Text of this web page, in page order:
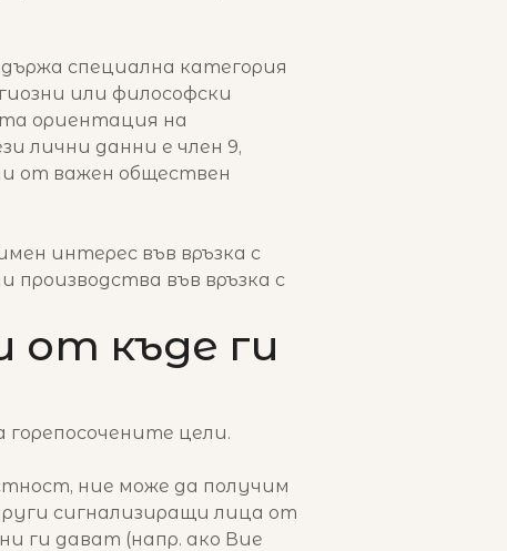
специална категория
или философски
ориентация на
лични данни е член 9,
от важен обществен
интерес във връзка с
във връзка с
от къде ги
цели.
ние може да получим
сигнализиращи лица от
ги дават (напр. ако Вие